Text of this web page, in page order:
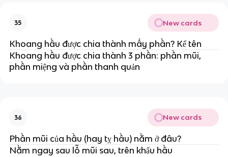
35 New cards
Khoang hầu được chia thành mấy phần? Kể tên
Khoang hầu được chia thành 3 phần: phần mũi,
phần miệng và phần thanh quản
36 New cards
Phần mũi của hầu (hay tỵ hầu) nằm ở đâu?
Nằm ngay sau lỗ mũi sau, trên khẩu hầu